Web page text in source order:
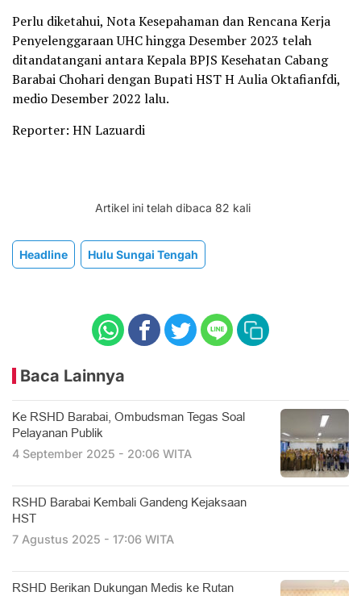
Perlu diketahui, Nota Kesepahaman dan Rencana Kerja
Penyelenggaraan UHC hingga Desember 2023 telah
ditandatangani antara Kepala BPJS Kesehatan Cabang
Barabai Chohari dengan Bupati HST H Aulia Oktafianfdi,
medio Desember 2022 lalu.
Reporter: HN Lazuardi
Artikel ini telah dibaca 82 kali
Headline Hulu Sungai Tengah
Baca Lainnya
Ke RSHD Barabai, Ombudsman Tegas Soal
Pelayanan Publik
4 September 2025 - 20:06 WITA
RSHD Barabai Kembali Gandeng Kejaksaan
HST
7 Agustus 2025 - 17:06 WITA
RSHD Berikan Dukungan Medis ke Rutan